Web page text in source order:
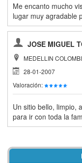
Me encanto mucho
lugar muy agradable
JOSE MIGUEL
MEDELLIN
28-01-2007
Valoración:
Un sitio bello, limpio,
para ir con toda la